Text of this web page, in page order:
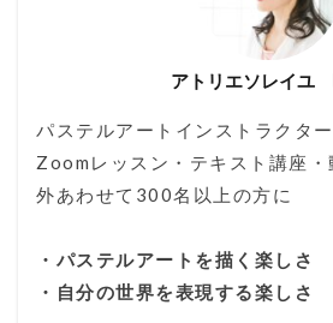
アトリエソレイユ
パステルアートインストラクター
Zoomレッスン・テキスト講座・
外あわせて300名以上の方に
・パステルアートを描く楽しさ
・自分の世界を表現する楽しさ